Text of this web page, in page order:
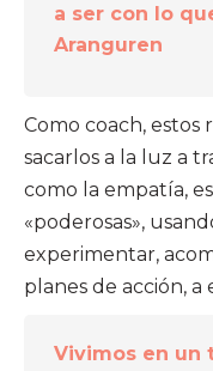
a ser con lo
Aranguren
Como coach, estos
sacarlos a la luz a
como la empatía,
«poderosas»,
experimentar,
planes de acción, a
Vivimos en un